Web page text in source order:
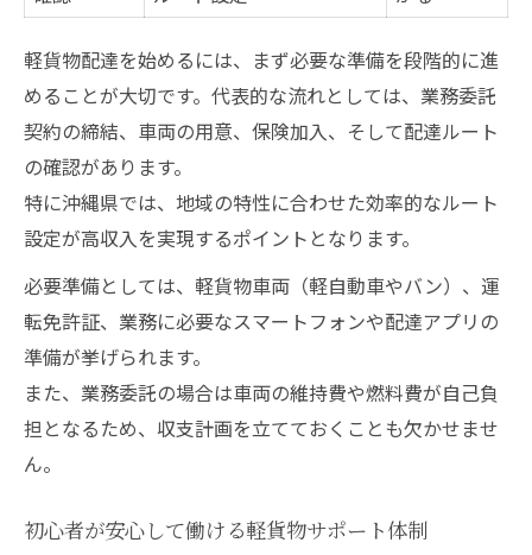
軽貨物配達を始めるには、まず必要な準備を段階的に進
めることが大切です。代表的な流れとしては、業務委託
契約の締結、車両の用意、保険加入、そして配達ルート
の確認があります。
特に沖縄県では、地域の特性に合わせた効率的なルート
設定が高収入を実現するポイントとなります。
必要準備としては、軽貨物車両（軽自動車やバン）、運
転免許証、業務に必要なスマートフォンや配達アプリの
準備が挙げられます。
また、業務委託の場合は車両の維持費や燃料費が自己負
担となるため、収支計画を立てておくことも欠かせませ
ん。
初心者が安心して働ける軽貨物サポート体制